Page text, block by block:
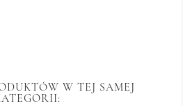
W TEJ SAMEJ